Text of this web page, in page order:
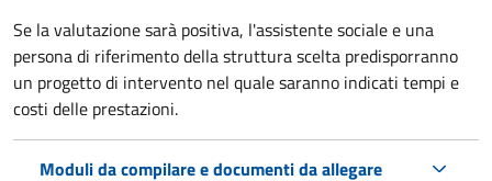
Se la valutazione sarà positiva, l'assistente sociale e una
persona di riferimento della struttura scelta predisporranno
un progetto di intervento nel quale saranno indicati tempi e
costi delle prestazioni.
Moduli da compilare e documenti da allegare